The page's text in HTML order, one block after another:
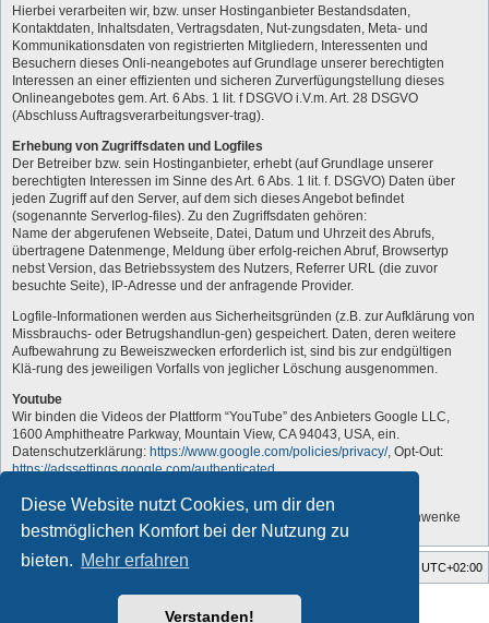
Diese Website nutzt Cookies, um dir den
bestmöglichen Komfort bei der Nutzung zu
bieten. Mehr erfahren
Verstanden!
Hierbei verarbeiten wir, bzw. unser Hostinganbieter Bestandsdaten,
Kontaktdaten, Inhaltsdaten, Vertragsdaten, Nut-zungsdaten, Meta- und
Kommunikationsdaten von registrierten Mitgliedern, Interessenten und
Besuchern dieses Onli-neangebotes auf Grundlage unserer berechtigten
Interessen an einer effizienten und sicheren Zurverfügungstellung dieses
Onlineangebotes gem. Art. 6 Abs. 1 lit. f DSGVO i.V.m. Art. 28 DSGVO
(Abschluss Auftragsverarbeitungsver-trag).
Erhebung von Zugriffsdaten und Logfiles
Der Betreiber bzw. sein Hostinganbieter, erhebt (auf Grundlage unserer
berechtigten Interessen im Sinne des Art. 6 Abs. 1 lit. f. DSGVO) Daten über
jeden Zugriff auf den Server, auf dem sich dieses Angebot befindet
(sogenannte Serverlog-files). Zu den Zugriffsdaten gehören:
Name der abgerufenen Webseite, Datei, Datum und Uhrzeit des Abrufs,
übertragene Datenmenge, Meldung über erfolg-reichen Abruf, Browsertyp
nebst Version, das Betriebssystem des Nutzers, Referrer URL (die zuvor
besuchte Seite), IP-Adresse und der anfragende Provider.
Logfile-Informationen werden aus Sicherheitsgründen (z.B. zur Aufklärung von
Missbrauchs- oder Betrugshandlun-gen) gespeichert. Daten, deren weitere
Aufbewahrung zu Beweiszwecken erforderlich ist, sind bis zur endgültigen
Klä-rung des jeweiligen Vorfalls von jeglicher Löschung ausgenommen.
Youtube
Wir binden die Videos der Plattform “YouTube” des Anbieters Google LLC,
1600 Amphitheatre Parkway, Mountain View, CA 94043, USA, ein.
Datenschutzerklärung: https://www.google.com/policies/privacy/, Opt-Out:
https://adssettings.google.com/authenticated.
„Vom Administrator angepasst“
Quelle: Erstellt mit Datenschutz-Generator.de von RA Dr. Thomas Schwenke
Foren-Übersicht UTC+02:00
forum tricolor tv
Powered byphpBB® Forum Software © phpBB Limited